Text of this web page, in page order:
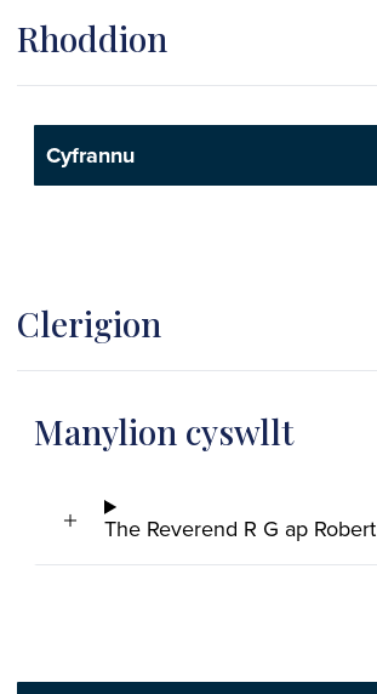
Rhoddion
Cyfrannu
Clerigion
Manylion cyswllt
The Reverend R G ap Robert